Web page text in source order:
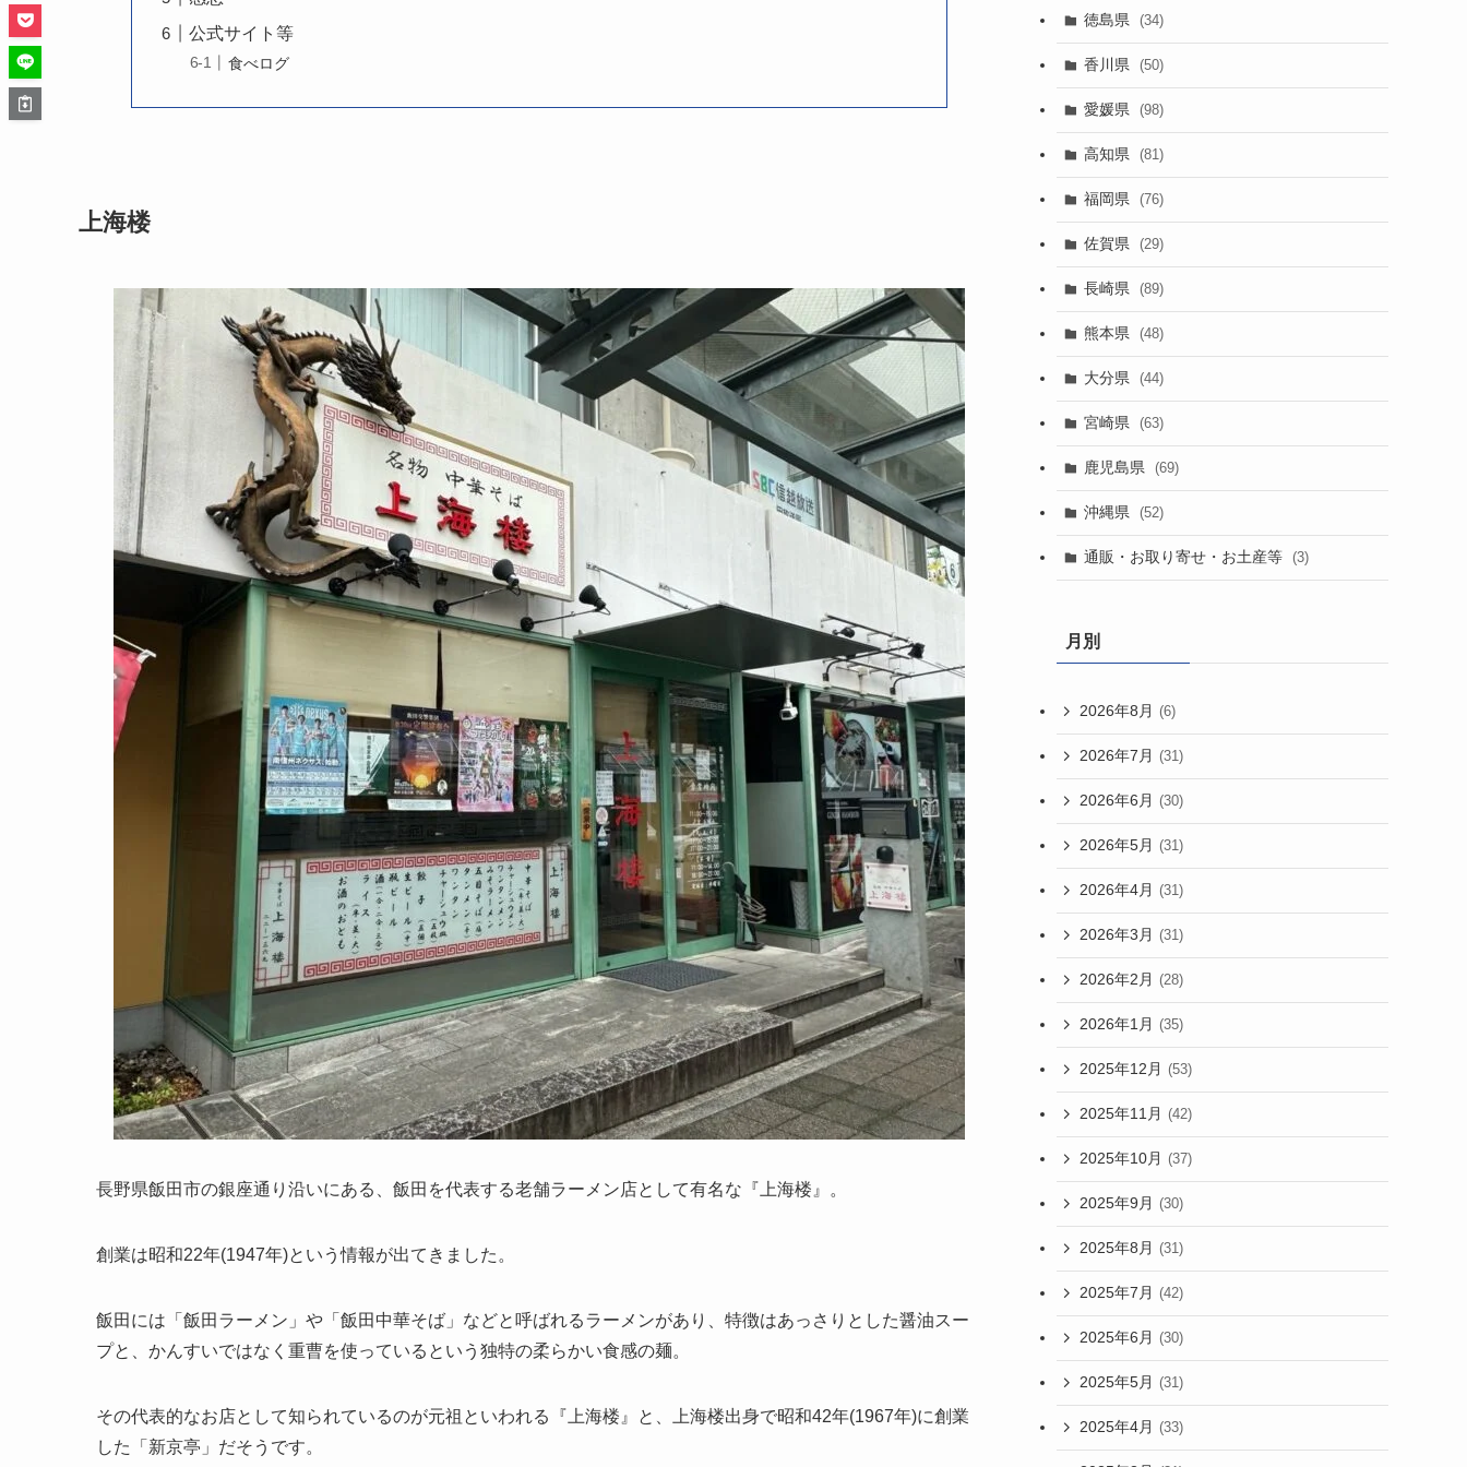
公式サイト等
食べログ
上海楼
長野県飯田市の銀座通り沿いにある、飯田を代表する老舗ラーメン店として有名な『上海楼』。
創業は昭和22年(1947年)という情報が出てきました。
飯田には「飯田ラーメン」や「飯田中華そば」などと呼ばれるラーメンがあり、特徴はあっさりとした醤油スー
プと、かんすいではなく重曹を使っているという独特の柔らかい食感の麺。
その代表的なお店として知られているのが元祖といわれる『上海楼』と、上海楼出身で昭和42年(1967年)に創業
した「新京亭」だそうです。
徳島県 (34)
香川県 (50)
愛媛県 (98)
高知県 (81)
福岡県 (76)
佐賀県 (29)
長崎県 (89)
熊本県 (48)
大分県 (44)
宮崎県 (63)
鹿児島県 (69)
沖縄県 (52)
通販・お取り寄せ・お土産等 (3)
月別
2026年8月 (6)
2026年7月 (31)
2026年6月 (30)
2026年5月 (31)
2026年4月 (31)
2026年3月 (31)
2026年2月 (28)
2026年1月 (35)
2025年12月 (53)
2025年11月 (42)
2025年10月 (37)
2025年9月 (30)
2025年8月 (31)
2025年7月 (42)
2025年6月 (30)
2025年5月 (31)
2025年4月 (33)